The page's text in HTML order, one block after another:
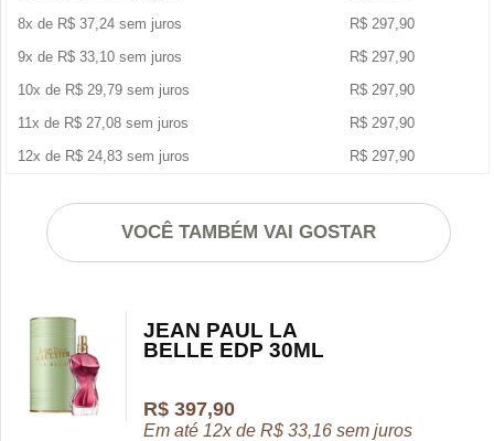
8x de R$ 37,24 sem juros R$ 297,90
9x de R$ 33,10 sem juros R$ 297,90
10x de R$ 29,79 sem juros R$ 297,90
11x de R$ 27,08 sem juros R$ 297,90
12x de R$ 24,83 sem juros R$ 297,90
VOCÊ TAMBÉM VAI GOSTAR
JEAN PAUL LA
BELLE EDP 30ML
R$ 397,90
Em até 12x deR$ 33,16 sem juros